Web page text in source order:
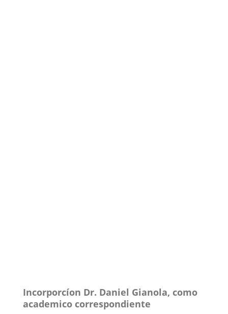
Incorporcíon Dr. Daniel Gianola, como
academico correspondiente